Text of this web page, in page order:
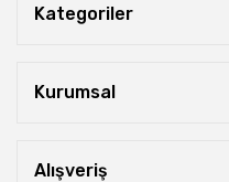
Kategoriler
Kurumsal
Alışveriş